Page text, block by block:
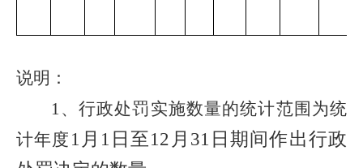
说明：
1、 行政处罚实施数量的统计范围为统
计年度 1月1日至12月31日期间作出行政